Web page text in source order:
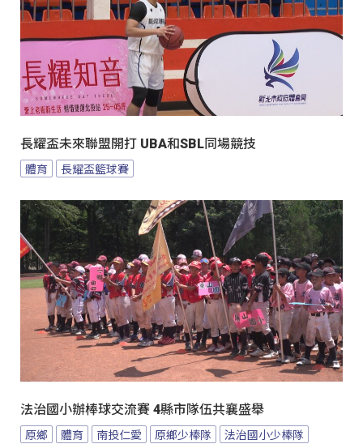
長耀盃未來聯盟開打 UBA和SBL同場競技
體育 長耀盃籃球賽
法治國小辦棒球交流賽 4縣市隊伍共襄盛舉
原鄉 體育 南投仁愛 原鄉少棒隊 法治國小少棒隊